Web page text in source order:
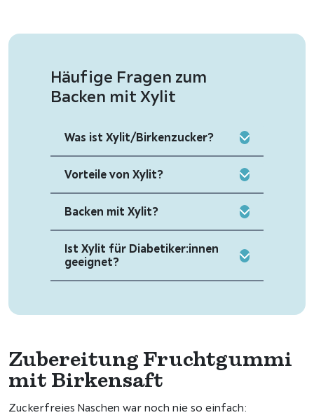
Häufige Fragen zum
Backen mit Xylit
Was ist Xylit/Birkenzucker?
Vorteile von Xylit?
Backen mit Xylit?
Ist Xylit für Diabetiker:innen
geeignet?
Zubereitung Fruchtgummi
mit Birkensaft
Zuckerfreies Naschen war noch nie so einfach: